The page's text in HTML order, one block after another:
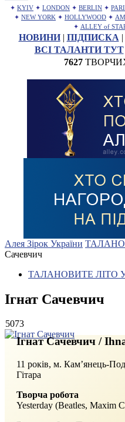
✦ KYIV ✦ LONDON ✦ BERLIN ✦
✦ NEW YORK ✦ HOLLYWOOD ✦
✦ ALLEY of
НОВИНИ| ПІДПИСКА |
ВСІ ТАЛАНТИ ТУТ
7627
Алея Зірок України
Сачевчич
ТАЛАНОВИТЕ ЛІТО
Ігнат Сачевчич
5073
Ігнат Сачевчич /
11 років, м. Кам’янець-
Гітара
Творча робота
Yesterday (Beatles, Maxim